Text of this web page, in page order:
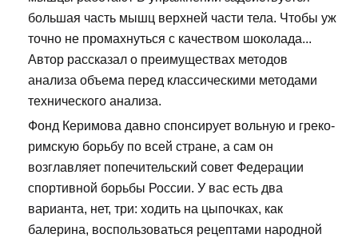
большая часть мышц верхней части тела. Чтобы уж
точно не промахнуться с качеством шоколада...
Автор рассказал о преимуществах методов
анализа объема перед классическими методами
технического анализа.
Фонд Керимова давно спонсирует вольную и греко-
римскую борьбу по всей стране, а сам он
возглавляет попечительский совет Федерации
спортивной борьбы России. У вас есть два
варианта, нет, три: ходить на цыпочках, как
балерина, воспользоваться рецептами народной